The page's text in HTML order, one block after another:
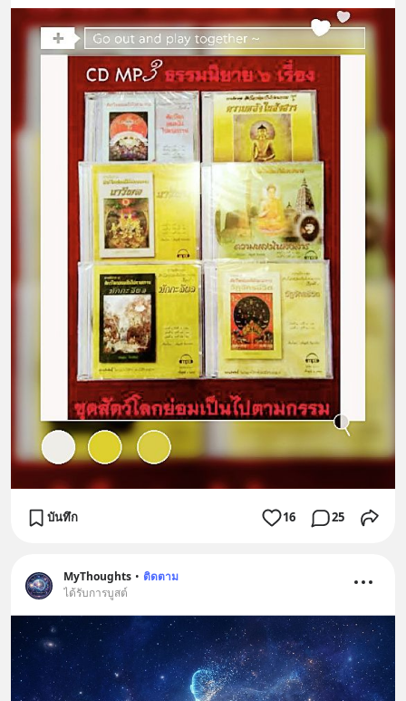
บันทึก 16 25
MyThoughts • ติดตาม
ได้รับการบูสต์